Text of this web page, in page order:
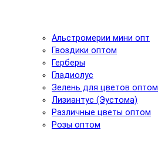
Альстромерии мини опт
Гвоздики оптом
Герберы
Гладиолус
Зелень для цветов оптом
Лизиантус (Эустома)
Различные цветы оптом
Розы оптом